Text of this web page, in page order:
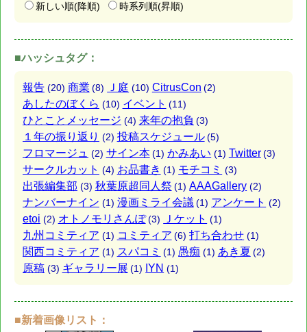
新しい順(降順) 時系列順(昇順)
■ハッシュタグ：
報告 (20) 商業 (8) Ｊ庭 (10) CitrusCon (2)
あしたのぼくら (10) イベント (11)
ひとことメッセージ (4) 来年の抱負 (3)
１年の振り返り (2) 投稿スケジュール (5)
フロマージュ (2) サイン本 (1) かみあい (1) Twitter (3)
サークルカット (4) お品書き (1) モチコミ (3)
出張編集部 (3) 秋葉原超同人祭 (1) AAAGallery (2)
ナンバーナイン (1) 漫画ミライ会議 (1) アンケート (2)
etoi (2) オトノモリさんぽ (3) Ｊケット (1)
九州コミティア (1) コミティア (6) 打ち合わせ (1)
関西コミティア (1) スパコミ (1) 愚痴 (1) あき夏 (2)
原稿 (3) ギャラリー展 (1) IYN (1)
■新着画像リスト：